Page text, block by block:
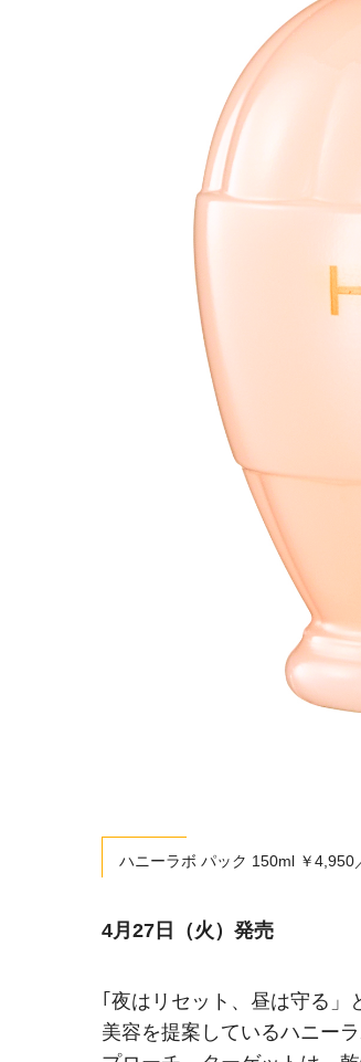
ハニーラボ パック 150ml ￥4,950
4月27日（火）発売
｢夜はリセット、昼は守る
美容を提案しているハニー